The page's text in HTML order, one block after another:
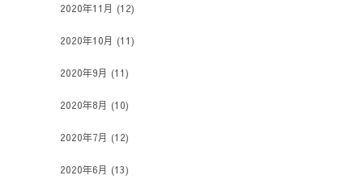
2020年11月 (12)
2020年10月 (11)
2020年9月 (11)
2020年8月 (10)
2020年7月 (12)
2020年6月 (13)